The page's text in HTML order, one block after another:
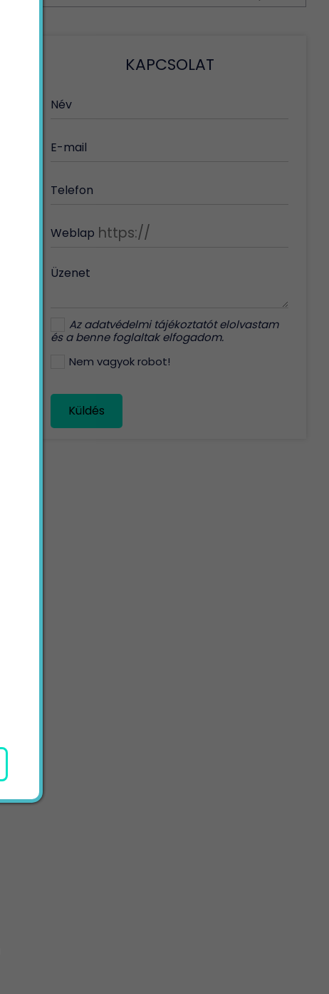
KAPCSOLAT
Név
E-mail
Telefon
Weblap
Üzenet
Azadatvédelmi tájékoztatótelolvastam
és a benne foglaltak elfogadom.
Nem vagyok robot!
Küldés